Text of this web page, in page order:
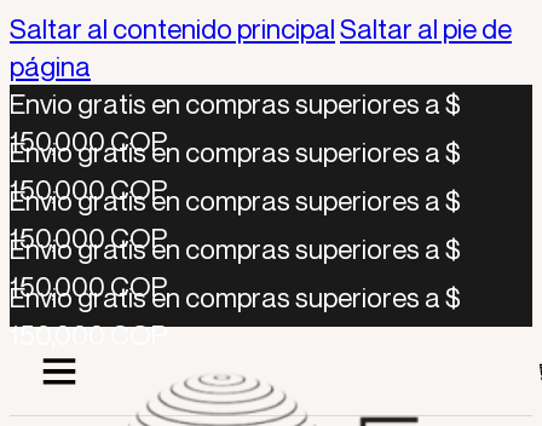
Saltar al contenido principalSaltar al pie de
página
Envio gratis en compras superiores a $
150,000 COP
Envio gratis en compras superiores a $
150,000 COP
Envio gratis en compras superiores a $
150,000 COP
Envio gratis en compras superiores a $
150,000 COP
Envio gratis en compras superiores a $
150,000 COP